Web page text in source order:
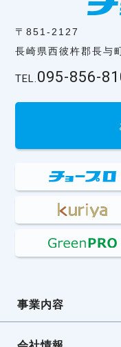
〒851-2127
長崎県西彼杵郡長与
TEL.095-856-
事業内容